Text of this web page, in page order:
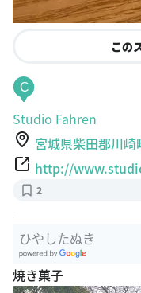
この
C
Studio Fahren
宮城県柴田郡川
http://
2
ひやしたぬき
oogle Plac
焼き菓子